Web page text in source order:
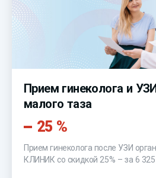
Прием гинеколога и
малого таза
25 %
Прием гинеколога после УЗИ
КЛИНИК со скидкой 25% – за 6